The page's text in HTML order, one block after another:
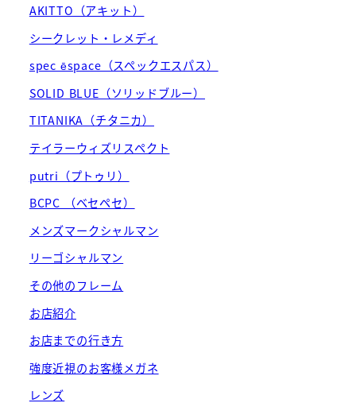
AKITTO（アキット）
シークレット・レメディ
spec ēspace（スペックエスパス）
SOLID BLUE（ソリッドブルー）
TITANIKA（チタニカ）
テイラーウィズリスペクト
putri（プトゥリ）
BCPC （ベセペセ）
メンズマークシャルマン
リーゴシャルマン
その他のフレーム
お店紹介
お店までの行き方
強度近視のお客様メガネ
レンズ